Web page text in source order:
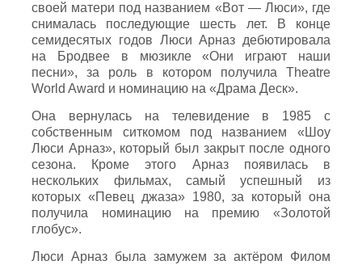
своей матери под названием «Вот — Люси», где
снималась последующие шесть лет. В конце
семидесятых годов Люси Арназ дебютировала
на Бродвее в мюзикле «Они играют наши
песни», за роль в котором получила Theatre
World Award и номинацию на «Драма Деск».
Она вернулась на телевидение в 1985 с
собственным ситкомом под названием «Шоу
Люси Арназ», который был закрыт после одного
сезона. Кроме этого Арназ появилась в
нескольких фильмах, самый успешный из
которых «Певец джаза» 1980, за который она
получила номинацию на премию «Золотой
глобус».
Люси Арназ была замужем за актёром Филом